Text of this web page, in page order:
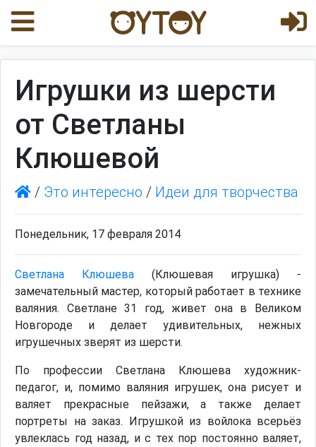
Игрушки из шерсти
от Светланы
Клюшевой
/ Это интересно / Идеи для творчества
Понедельник, 17 февраля 2014
Светлана Клюшева (Клюшевая игрушка) -
замечательный мастер, который работает в технике
валяния. Светлане 31 год, живет она в Великом
Новгороде и делает удивительных, нежных
игрушечных зверят из шерсти.
По профессии Светлана Клюшева художник-
педагог, и, помимо валяния игрушек, она рисует и
валяет прекрасные пейзажи, а также делает
портреты на заказ. Игрушкой из войлока всерьёз
увлеклась год назад, и с тех пор постоянно валяет,